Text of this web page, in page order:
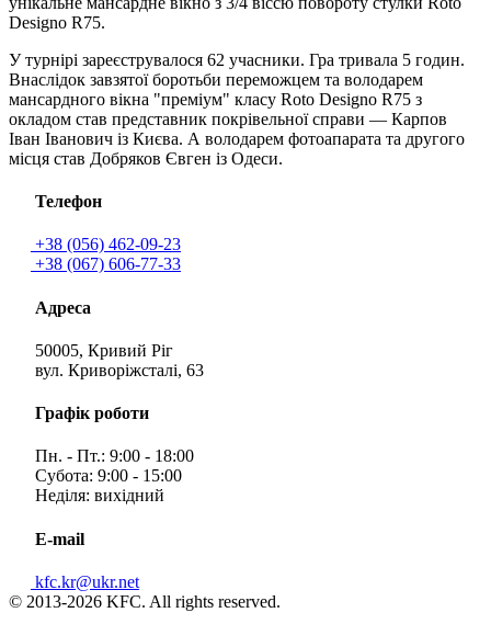
Designo R75.
У турнірі зареєструвалося 62 учасники. Гра тривала 5 годин.
Внаслідок завзятої боротьби переможцем та володарем
мансардного вікна "преміум" класу Roto Designo R75 з
окладом став представник покрівельної справи — Карпов
Іван Іванович із Києва. А володарем фотоапарата та другого
місця став Добряков Євген із Одеси.
Телефон
+38 (056) 462-09-23
+38 (067) 606-77-33
Адреса
50005, Кривий Ріг
вул. Криворіжсталі, 63
Графік роботи
Пн. - Пт.: 9:00 - 18:00
Субота: 9:00 - 15:00
Неділя: вихідний
E-mail
kfc.kr@ukr.net
© 2013-2026 KFC. All rights reserved.